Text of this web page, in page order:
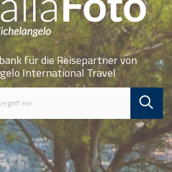
für die Reisepartner von
International Travel